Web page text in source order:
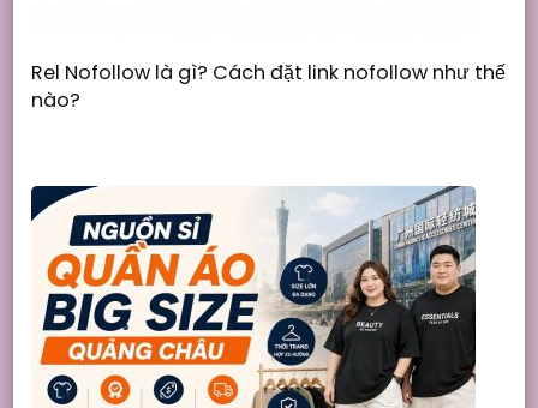
Rel Nofollow là gì? Cách đặt link nofollow như thế
nào?